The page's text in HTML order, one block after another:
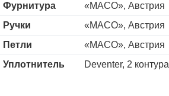
Фурнитура
«MACO», Австрия
Ручки
«MACO», Австрия
Петли
«MACO», Австрия
Уплотнитель
Deventer, 2 контура